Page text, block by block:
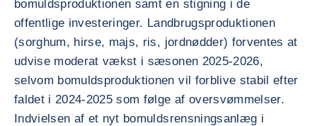
bomuldsproduktionen samt en stigning i de
offentlige investeringer. Landbrugsproduktionen
(sorghum, hirse, majs, ris, jordnødder) forventes at
udvise moderat vækst i sæsonen 2025-2026,
selvom bomuldsproduktionen vil forblive stabil efter
faldet i 2024-2025 som følge af oversvømmelser.
Indvielsen af et nyt bomuldsrensningsanlæg i